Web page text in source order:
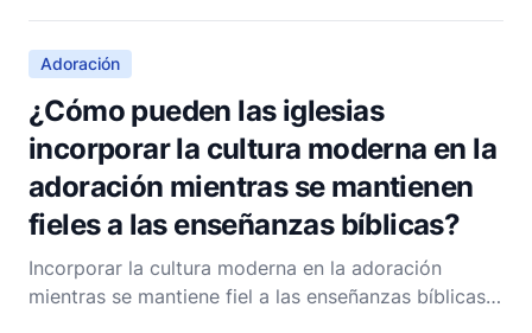
Molek, era un dios asociado con los amonitas, un
pueblo que
Adoración
¿Cómo pueden las iglesias
incorporar la cultura moderna en la
adoración mientras se mantienen
fieles a las enseñanzas bíblicas?
Incorporar la cultura moderna en la adoración
mientras se mantiene fiel a las enseñanzas bíblicas